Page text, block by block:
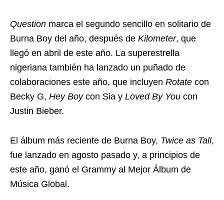
Question marca el segundo sencillo en solitario de
Burna Boy del año, después de Kilometer, que
llegó en abril de este año. La superestrella
nigeriana también ha lanzado un puñado de
colaboraciones este año, que incluyen Rotate con
Becky G, Hey Boycon Sia y Loved By You con
Justin Bieber.
El álbum más reciente de Burna Boy, Twice as Tall,
fue lanzado en agosto pasado y, a principios de
este año, ganó el Grammy al Mejor Álbum de
Música Global.